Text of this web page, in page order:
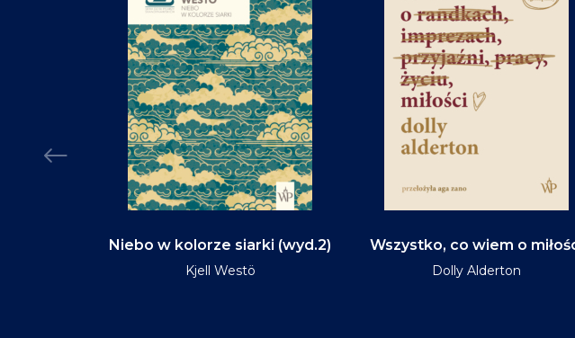
Niebo w kolorze siarki (wyd.2)
Kjell Westö
Wszystko, co wiem o
Dolly Alderton